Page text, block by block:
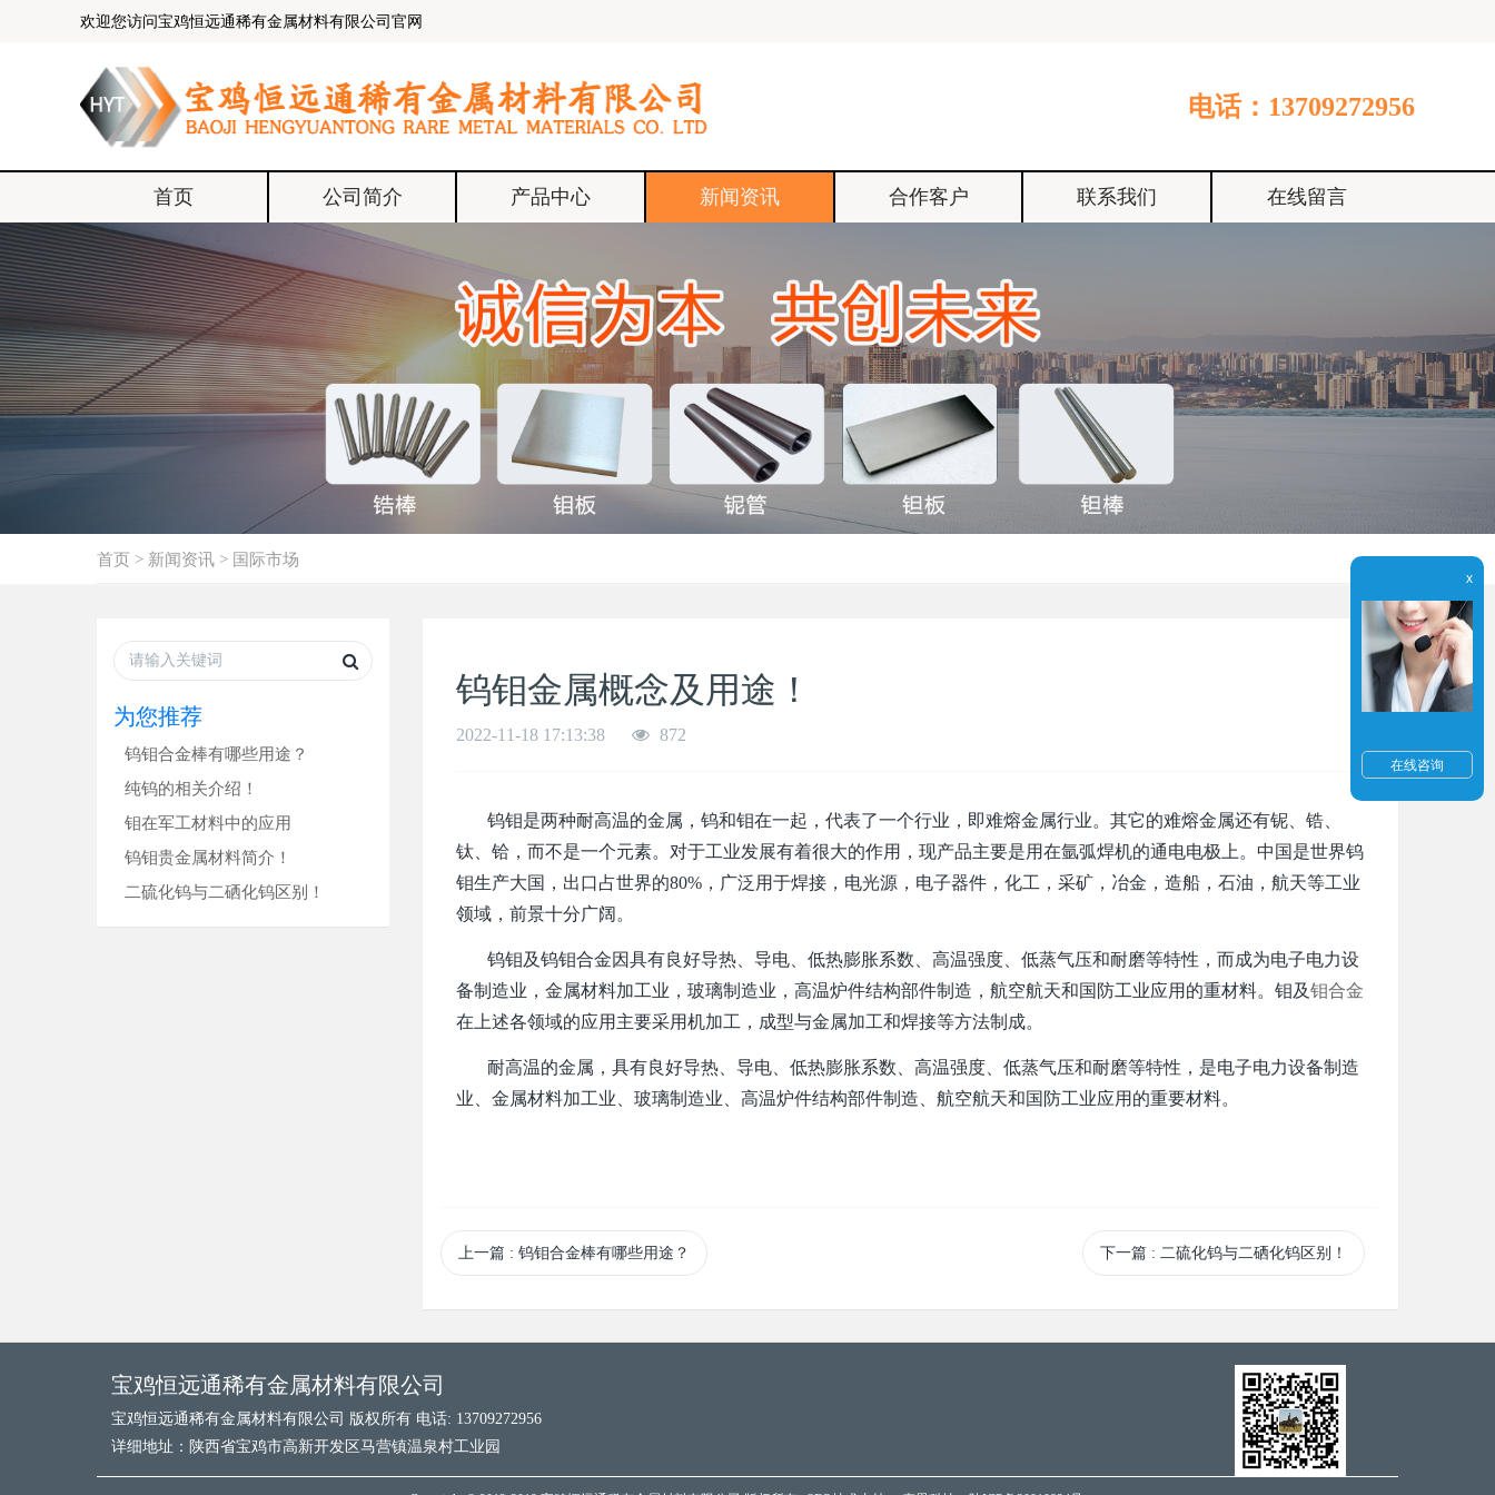
欢迎您访问宝鸡恒远通稀有金属材料有限公司官网
电话：13709272956
首页 公司简介 产品中心 新闻资讯 合作客户 联系我们 在线留言
首页 > 新闻资讯 > 国际市场
为您推荐
钨钼合金棒有哪些用途？
纯钨的相关介绍！
钼在军工材料中的应用
钨钼贵金属材料简介！
二硫化钨与二硒化钨区别！
钨钼金属概念及用途！
2022-11-18 17:13:38 872
钨钼是两种耐高温的金属，钨和钼在一起，代表了一个行业，即难熔金属行业。其它的难熔金属还有铌、锆、
钛、铪，而不是一个元素。对于工业发展有着很大的作用，现产品主要是用在氩弧焊机的通电电极上。中国是世界钨
钼生产大国，出口占世界的80%，广泛用于焊接，电光源，电子器件，化工，采矿，冶金，造船，石油，航天等工业
领域，前景十分广阔。
钨钼及钨钼合金因具有良好导热、导电、低热膨胀系数、高温强度、低蒸气压和耐磨等特性，而成为电子电力设
备制造业，金属材料加工业，玻璃制造业，高温炉件结构部件制造，航空航天和国防工业应用的重材料。钼及钼合金
在上述各领域的应用主要采用机加工，成型与金属加工和焊接等方法制成。
耐高温的金属，具有良好导热、导电、低热膨胀系数、高温强度、低蒸气压和耐磨等特性，是电子电力设备制造
业、金属材料加工业、玻璃制造业、高温炉件结构部件制造、航空航天和国防工业应用的重要材料。
上一篇 : 钨钼合金棒有哪些用途？ 下一篇 : 二硫化钨与二硒化钨区别！
宝鸡恒远通稀有金属材料有限公司
宝鸡恒远通稀有金属材料有限公司 版权所有 电话: 13709272956
详细地址：陕西省宝鸡市高新开发区马营镇温泉村工业园
x
在线咨询